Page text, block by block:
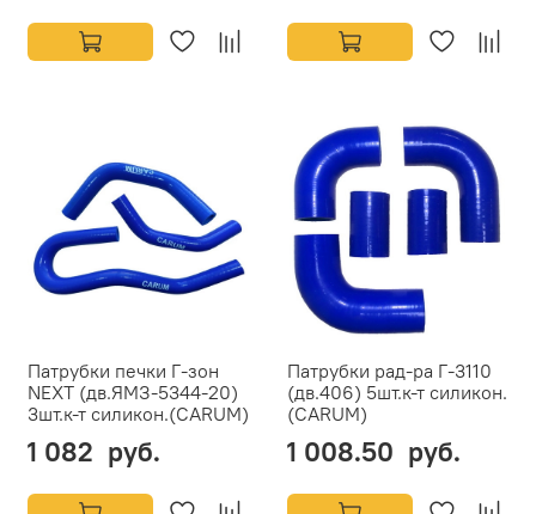
Патрубки печки Г-зон
NEXT (дв.ЯМЗ-5344-20)
3шт.к-т силикон.(CARUM)
1 082 руб.
Патрубки рад-ра Г-3110
(дв.406) 5шт.к-т силикон.
(CARUM)
1 008.50 руб.